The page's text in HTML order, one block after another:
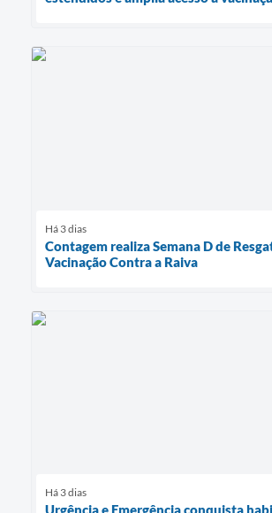
Há 3 dias
Contagem realiza Semana D de
Vacinação Contra a Raiva
Há 3 dias
Urgência e Emergência conquista